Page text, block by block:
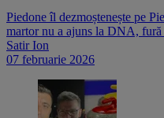
Piedone îl dezmoștenește pe
martor nu a ajuns la DNA,
Satir Ion
07 februarie 2026